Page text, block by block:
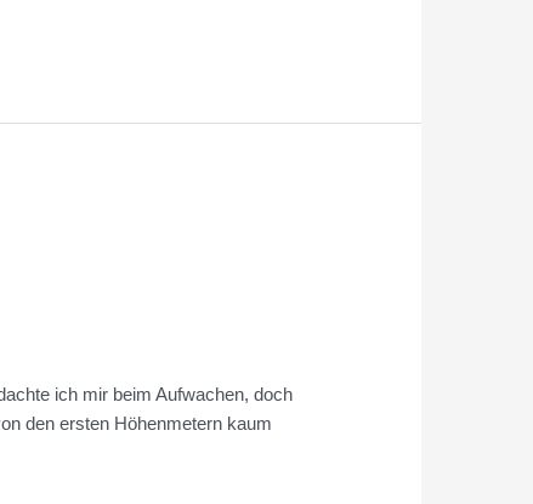
ich mir beim Aufwachen, doch
den ersten Höhenmetern kaum